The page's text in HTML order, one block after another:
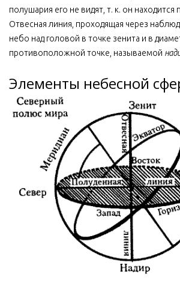
полушария его не видят, т. к. он находится
Отвесная линия, проходящая через
небо над головой в точке зенита и в
противоположной точке, называемой
Элементы небесной